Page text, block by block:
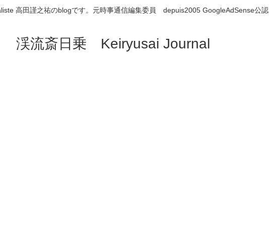
高田謹之祐のblogです。元時事通信編集委員 depuis2005 GoogleAdSense公認
渓流斎日乗 Keiryusai Journal